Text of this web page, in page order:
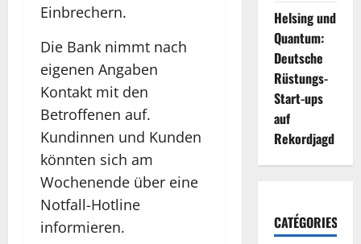
Einbrechern.
Die Bank nimmt nach
eigenen Angaben
Kontakt mit den
Betroffenen auf.
Kundinnen und Kunden
könnten sich am
Wochenende über eine
Notfall-Hotline
informieren.
Helsing und
Quantum:
Deutsche
Rüstungs-
Start-ups
auf
Rekordjagd
CATÉGORIES